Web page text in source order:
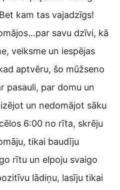
kam tas vajadzīgs!
savu dzīvi, kā
veiksme un iespējas
aptvēru, šo mūžseno
pasauli, par domu un
un nedomājot sāku
6:00 no rīta, skrēju
tikai baudīju
rītu un elpoju svaigo
lādiņu, lasīju tikai